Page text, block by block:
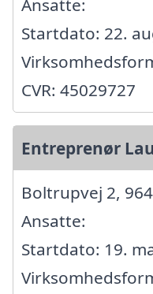
Ansatte:
Startdato: 22.
CVR: 45029727
Entreprenør
Boltrupvej 2,
Ansatte:
Startdato: 19.